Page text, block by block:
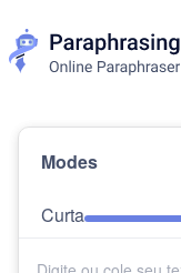
Modes
Curta